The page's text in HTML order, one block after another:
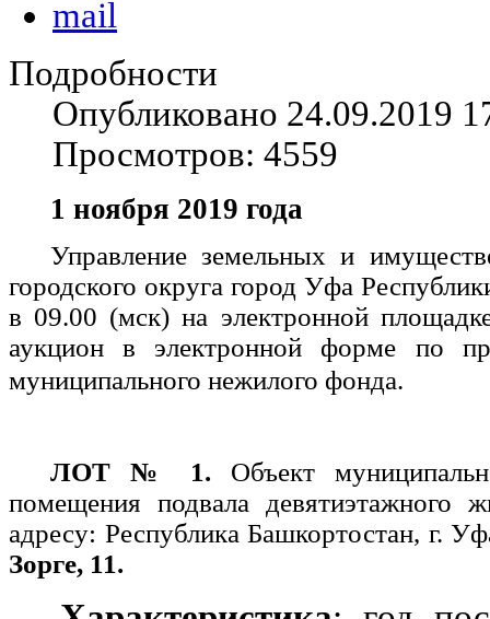
Подробности
Опубликовано 24.09.2019
Просмотров: 4559
1 ноября 2019 года
Управление земельных и
городского округа город Уфа
в 09.00 (мск) на электронной
аукцион в электронной форме по
муниципального нежилого фонда.
ЛОТ № 1. Объект
помещения подвала девятиэтажного
адресу: Республика Башкортостан, г.
Зорге, 11.